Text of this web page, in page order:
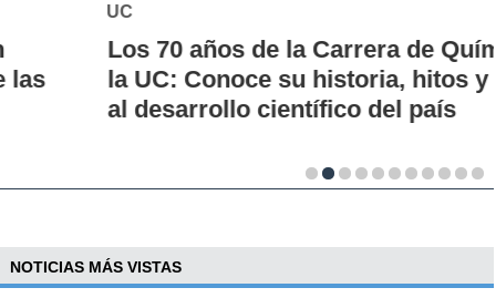
Los 70 años de la Carrera de Química de
la UC: Conoce su historia, hitos y aporte
al desarrollo científico del país
NOTICIAS MÁS VISTAS